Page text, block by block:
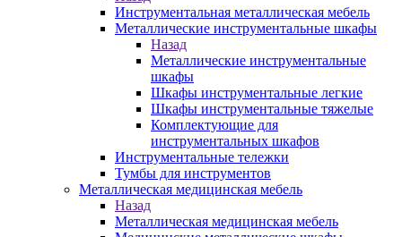
Инструментальная металлическая мебель
Металлические инструментальные шкафы
Назад
Металлические инструментальные
шкафы
Шкафы инструментальные легкие
Шкафы инструментальные тяжелые
Комплектующие для
инструментальных шкафов
Инструментальные тележки
Тумбы для инструментов
Металлическая медицинская мебель
Назад
Металлическая медицинская мебель